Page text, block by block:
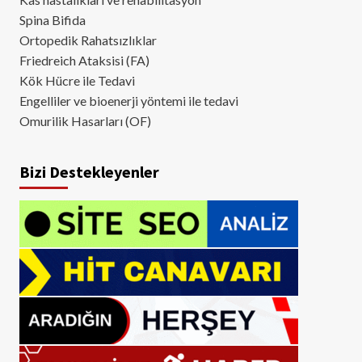
Spina Bifida
Ortopedik Rahatsızlıklar
Friedreich Ataksisi (FA)
Kök Hücre ile Tedavi
Engelliler ve bioenerji yöntemi ile tedavi
Omurilik Hasarları (OF)
Bizi Destekleyenler